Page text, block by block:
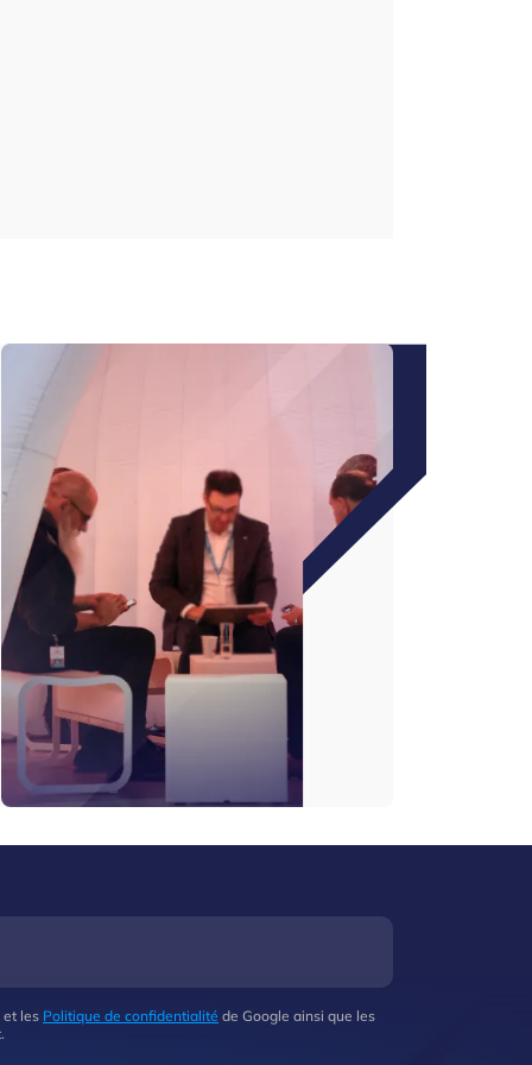
et les Politique de confidentialité de Google ainsi que les